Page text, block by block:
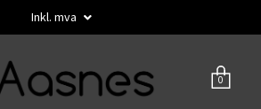
Inkl. mva
0